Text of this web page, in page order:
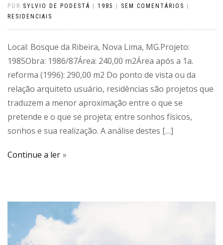
POR SYLVIO DE PODESTÁ | 1985 | SEM COMENTÁRIOS |
RESIDENCIAIS
Local: Bosque da Ribeira, Nova Lima, MG.Projeto:
1985Obra: 1986/87Área: 240,00 m2Área após a 1a.
reforma (1996): 290,00 m2 Do ponto de vista ou da
relação arquiteto usuário, residências são projetos que
traduzem a menor aproximação entre o que se
pretende e o que se projeta; entre sonhos físicos,
sonhos e sua realização. A análise destes […]
Continue a ler